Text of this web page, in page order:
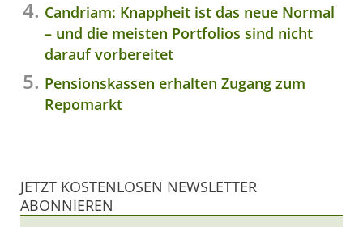
Candriam: Knappheit ist das neue Normal
– und die meisten Portfolios sind nicht
darauf vorbereitet
Pensionskassen erhalten Zugang zum
Repomarkt
JETZT KOSTENLOSEN NEWSLETTER
ABONNIEREN